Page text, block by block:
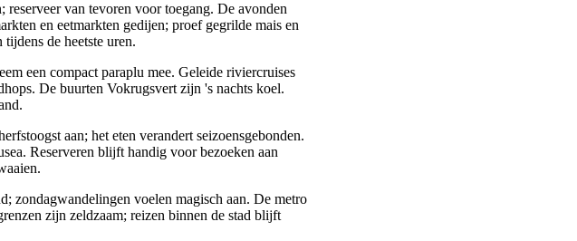
van tevoren voor toegang. De avonden
en eetmarkten gedijen; proef gegrilde mais en
de heetste uren.
een compact paraplu mee. Geleide riviercruises
De buurten Vokrugsvert zijn 's nachts koel.
aan; het eten verandert seizoensgebonden.
Reserveren blijft handig voor bezoeken aan
zondagwandelingen voelen magisch aan. De metro
zijn zeldzaam; reizen binnen de stad blijft